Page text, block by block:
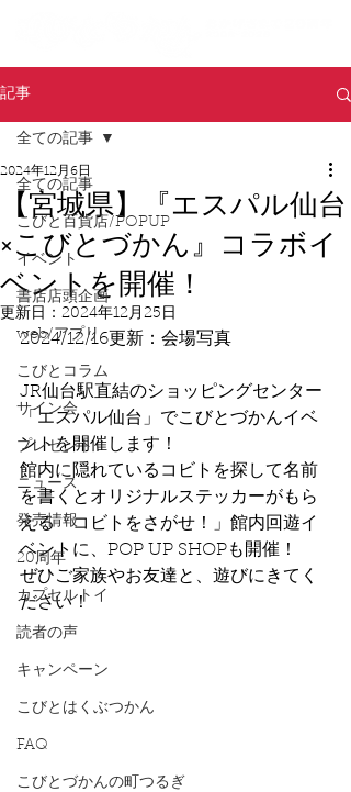
記事
全ての記事
こびと百貨店/POPUP
イベント
書店店頭企画
web/アプリ
こびとコラム
サイン会
プレゼント
ニュース
発売情報
20周年
カプセルトイ
読者の声
キャンペーン
こびとはくぶつかん
FAQ
こびとづかんの町つるぎ
全ての記事
【宮城県】『エスパル仙台
×こびとづかん』コラボイ
ベントを開催！
2024年12月6日
更新日： 2024年12月25日
2024/12/16更新：会場写真
JR仙台駅直結のショッピングセンター
「エスパル仙台」でこびとづかんイベ
ントを開催します！
館内に隠れているコビトを探して名前
を書くとオリジナルステッカーがもら
える「コビトをさがせ！」館内回遊イ
ベントに、POP UP SHOPも開催！
ぜひご家族やお友達と、遊びにきてく
ださい！